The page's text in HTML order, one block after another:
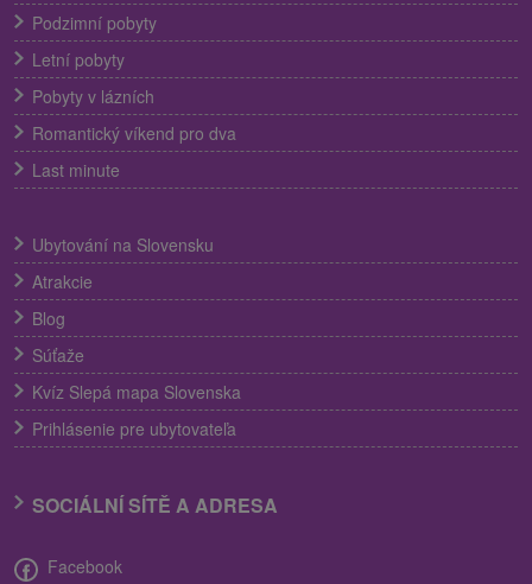
Podzimní pobyty
Letní pobyty
Pobyty v lázních
Romantický víkend pro dva
Last minute
Ubytování na Slovensku
Atrakcie
Blog
Súťaže
Kvíz Slepá mapa Slovenska
Prihlásenie pre ubytovateľa
SOCIÁLNÍ SÍTĚ A ADRESA
Facebook